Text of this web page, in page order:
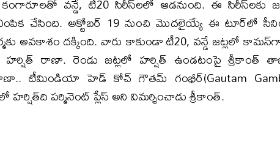
చేసింది. అక్టోబర్ 19 నుంచి మొదలైయ్యే ఈ టూర్‌లో
అవకాశం దక్కింది. వారు కాకుండా టీ20, వన్డే జట్లలో
హర్షిత్ రాణా. రెండు జట్లలో హర్షిత్ ఉండటంపై శ్రీకాంత్
టీమిండియా హెడ్ కోచ్ గౌతమ్ గంభీర్(Gautam
పర్మినెంట్ ప్లేస్ అని విమర్శించాడు శ్రీకాంత్.